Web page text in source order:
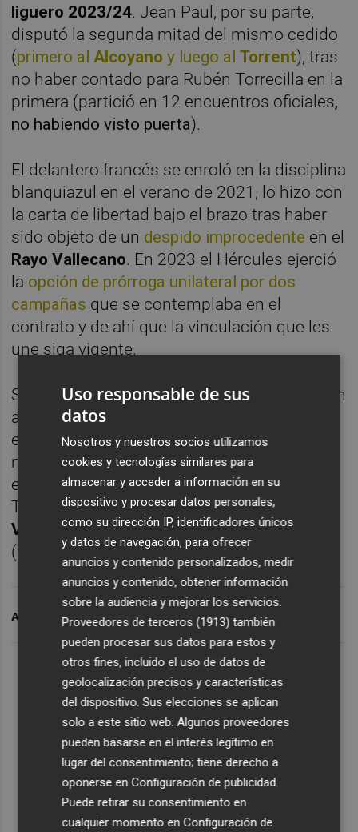
liguero 2023/24. Jean Paul, por su parte,
disputó la segunda mitad del mismo cedido
(primero alAlcoyanoy luego alTorrent), tras
no haber contado para Rubén Torrecilla en la
primera (partició en 12 encuentros oficiales,
no habiendo visto puerta).
El delantero francés se enroló en la disciplina
blanquiazul en el verano de 2021, lo hizo con
la carta de libertad bajo el brazo tras haber
sido objeto de un despido improcedente en el
Rayo Vallecano. En 2023 el Hércules ejerció
la opción de prórroga unilateral por dos
campañas que se contemplaba en el
contrato y de ahí que la vinculación que les
une siga vigente.
Si no pasa nada, Juanmi y Jean Paul pasarán
a engrosar una
el lateralAlfonso Candelas , al
mediapuntaCarlos de la Nava, al
extremo Ketuy al delanteroDiego Lorenzo
También forma parte de la misma'Samu'
Vázquez, aunque por razones bien distintas
(ha sido fichado por el Albacete).
ARCHIVADO EN HÉRCULES CF JUANMI JEAN PAUL
Uso responsable de sus
datos
Nosotros y nuestros socios utilizamos
cookies y tecnologías similares para
almacenar y acceder a información en su
dispositivo y procesar datos personales,
como su dirección IP, identificadores únicos
y datos de navegación, para ofrecer
anuncios y contenido personalizados, medir
anuncios y contenido, obtener información
sobre la audiencia y mejorar los servicios.
Proveedores de terceros (1913) también
pueden procesar sus datos para estos y
otros fines, incluido el uso de datos de
geolocalización precisos y características
del dispositivo. Sus elecciones se aplican
solo a este sitio web. Algunos proveedores
pueden basarse en el interés legítimo en
lugar del consentimiento; tiene derecho a
oponerse enConfiguración de publicidad
Puede retirar su consentimiento en
cualquier momento enConfiguración de